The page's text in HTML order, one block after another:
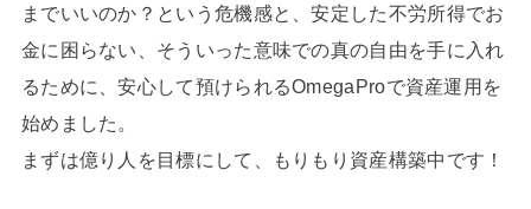
までいいのか？という危機感と、安定した不労所得でお
金に困らない、そういった意味での真の自由を手に入れ
るために、安心して預けられるOmegaProで資産運用を
始めました。
まずは億り人を目標にして、もりもり資産構築中です！